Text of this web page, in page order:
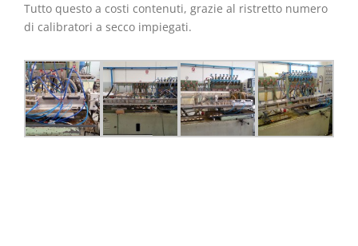
Tutto questo a costi contenuti, grazie al ristretto numero
di calibratori a secco impiegati.